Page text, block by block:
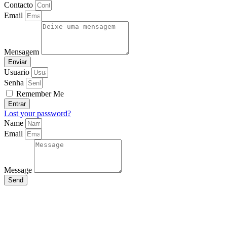
Contacto
Email
Mensagem
Enviar
Usuario
Senha
Remember Me
Entrar
Lost your password?
Name
Email
Message
Send